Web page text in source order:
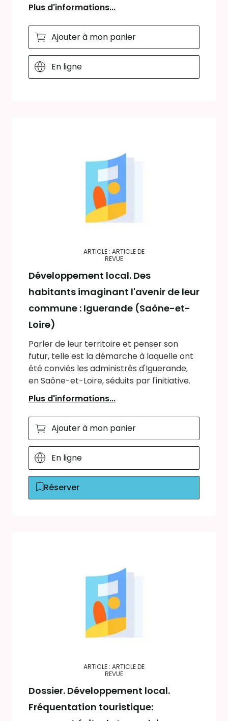
Plus d'informations...
Ajouter à mon panier
En ligne
ARTICLE : ARTICLE DE
REVUE
Développement local. Des
habitants imaginant l'avenir de leur
commune : Iguerande (Saône-et-
Loire)
Parler de leur territoire et penser son
futur, telle est la démarche à laquelle ont
été conviés les administrés d'Iguerande,
en Saône-et-Loire, séduits par l'initiative.
Plus d'informations...
Ajouter à mon panier
En ligne
Réserver
ARTICLE : ARTICLE DE
REVUE
Dossier. Développement local.
Fréquentation touristique: